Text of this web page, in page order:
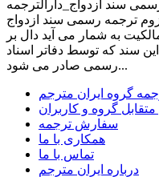
سند ازدواج_دارالترجمه
ترجمه رسمی سند ازدواج
به شمار می آید دال بر
سند که توسط دفاتر اسناد
رسمی صادر می شود...
گروه ایران مترجم
گروه و کاربران
سفارش ترجمه
همکاری با ما
تماس با ما
درباره ایران مترجم